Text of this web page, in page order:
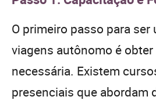
O primeiro passo para ser
viagens autônomo é
necessária. Existem
presenciais que abordam